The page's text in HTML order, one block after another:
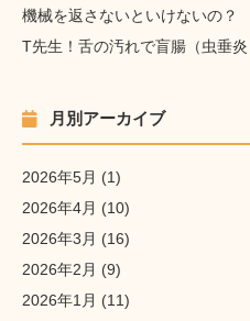
機械を返さないといけないの？
T先生！舌の汚れで盲腸（虫垂
月別アーカイブ
2026年5月 (1)
2026年4月 (10)
2026年3月 (16)
2026年2月 (9)
2026年1月 (11)